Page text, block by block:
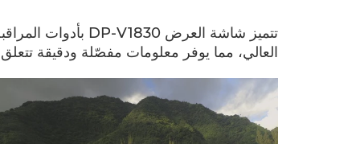
العالي، مما يوفر معلومات مفصّلة ودقيقة